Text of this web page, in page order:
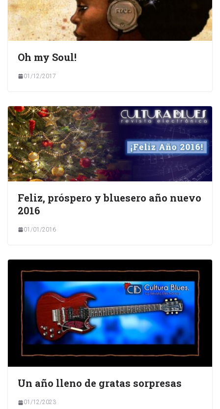
Oh my Soul!
01/12/2017
Feliz, próspero y bluesero año nuevo
2016
01/01/2016
Un año lleno de gratas sorpresas
01/12/2023